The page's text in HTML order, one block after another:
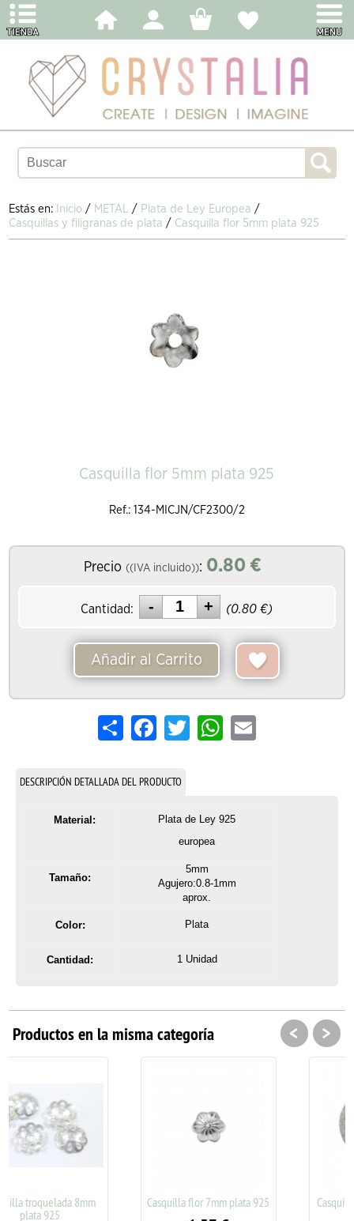
Estás en: Inicio / METAL / Plata de Ley Europea /
Casquillas y filigranas de plata / Casquilla flor 5mm plata 925
Casquilla flor 5mm plata 925
Ref.: 134-MICJN/CF2300/2
Precio((IVA incluido)): 0.80 €
Cantidad: (0.80 €)
Añadir al Carrito
Share FacebookTwitterWhatsApp
Email
DESCRIPCIÓN DETALLADA DEL PRODUCTO
Material:
Plata de Ley 925
europea
Tamaño:
5mm
Agujero:0.8-1mm
aprox.
Color: Plata
Cantidad: 1 Unidad
Productos en la misma categoría
Casquilla flor 7mm plata 925
Casquilla labrada 4mm
< >